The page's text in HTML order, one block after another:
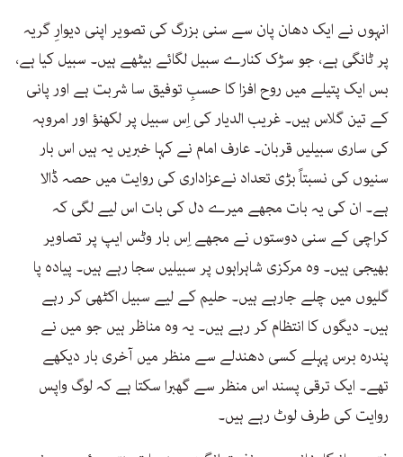
انہوں نے ایک دھان پان سے سنی بزرگ کی تصویر اپنی دیوارِ گریہ
پر ٹانگی ہے، جو سڑک کنارے سبیل لگائے بیٹھے ہیں۔ سبیل کیا ہے،
بس ایک پتیلے میں روح افزا کا حسبِ توفیق سا شربت ہے اور پانی
کے تین گلاس ہیں۔ غریب الدیار کی اِس سبیل پر لکھنؤ اور امروہہ
کی ساری سبیلیں قربان۔ عارف امام نے کہا خبریں یہ ہیں اس بار
سنیوں کی نسبتاً بڑی تعداد نےعزاداری کی روایت میں حصہ ڈالا
ہے۔ ان کی یہ بات مجھے میرے دل کی بات اس لیے لگی کہ
کراچی کے سنی دوستوں نے مجھے اِس بار وٹس ایپ پر تصاویر
بھیجی ہیں۔ وہ مرکزی شاہراہوں پر سبیلیں سجا رہے ہیں۔ پیادہ پا
گلیوں میں چلے جارہے ہیں۔ حلیم کے لیے سبیل اکٹھی کر رہے
ہیں۔ دیگوں کا انتظام کر رہے ہیں۔ یہ وہ مناظر ہیں جو میں نے
پندرہ برس پہلے کسی دھندلے سے منظر میں آخری بار دیکھے
تھے۔ ایک ترقی پسند اس منظر سے گھبرا سکتا ہے کہ لوگ واپس
روایت کی طرف لوٹ رہے ہیں۔